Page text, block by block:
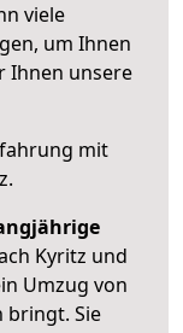
viele
um Ihnen
Ihnen unsere
mit
.
Kyritz und
Umzug von
bringt. Sie